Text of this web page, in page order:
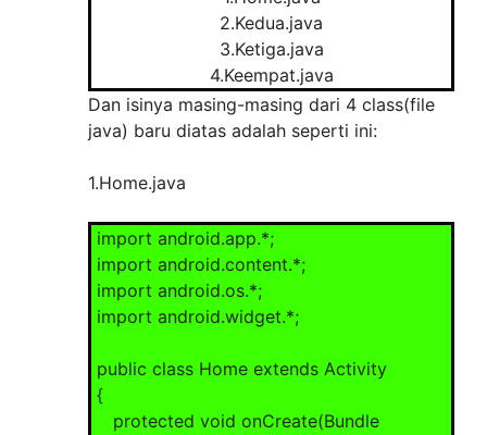
2.Kedua.java
3.Ketiga.java
4.Keempat.java
Dan isinya masing-masing dari 4 class(file
java) baru diatas adalah seperti ini:
1.Home.java
import android.app.*;
import android.content.*;
import android.os.*;
import android.widget.*;
public class Home extends Activity
{
protected void onCreate(Bundle